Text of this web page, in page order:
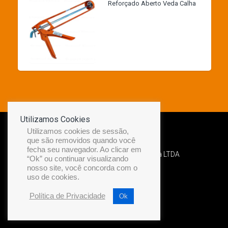
Reforçado Aberto Veda Calha
Desenvolvido por Diamond Náutica LTDA
Utilizamos Cookies
Utilizamos cookies de sessão,
que são removidos quando você
fecha seu navegador. Ao clicar em
“Ok” ou continuar visualizando
nosso site, você concorda com o
uso de cookies.
Política de Privacidade Ok